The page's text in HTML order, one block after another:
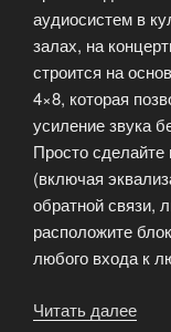
аудиосистем в
залах, на
строится на
4×8, которая
усиление звука
Просто
(включая
обратной связи,
расположите
любого входа к
Читать далее